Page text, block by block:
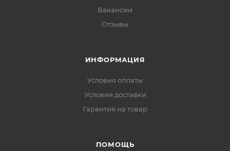
Вакансии
Отзывы
ИНФОРМАЦИЯ
Условия оплаты
Условия доставки
Гарантия на товар
ПОМОЩЬ